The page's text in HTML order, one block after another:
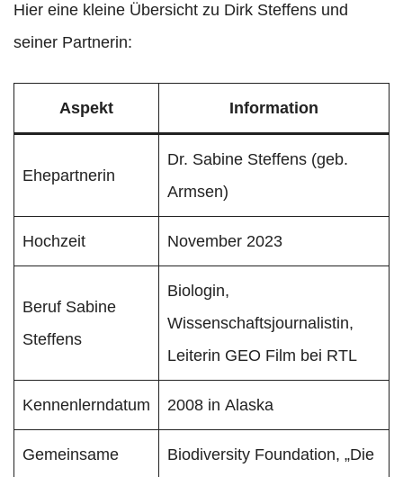
Hier eine kleine Übersicht zu Dirk Steffens und
seiner Partnerin:
Aspekt Information
Ehepartnerin
Dr. Sabine Steffens (geb.
Armsen)
Hochzeit November 2023
Beruf Sabine
Steffens
Biologin,
Wissenschaftsjournalistin,
Leiterin GEO Film bei RTL
Kennenlerndatum 2008 in Alaska
Gemeinsame
Biodiversity Foundation, „Die